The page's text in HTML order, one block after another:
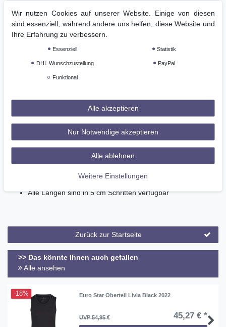
Weitere Details
GPSR
und ihre individuellen Materialeigenschaften aus. Sie sind mit 100
% rostfreien Beschlägen ausgestattet.
Atmungsaktiver Sattelgurt – transportiert Schweiß nach
außen und sorgt für sehr gute Belüftung zwischen Gurt und
Pferd
Einfaches Nachgurten vom Sitz aus
aus strapazierfähigem, schwarzen Mischgewebe -
Alle Längen sind in 5 cm Schritten verfügbar
Zurück zur Startseite
>> Das könnte Ihnen auch gefallen
Alle ansehen
-18% Euro Star Oberteil Livia Black 2022
UVP 54,95 € 45,27 € *
Wir nutzen Cookies auf unserer Website. Einige von diesen
sind essenziell, während andere uns helfen, diese Website und
Ihre Erfahrung zu verbessern.
Essenziell Statistik
DHL Wunschzustellung PayPal
Funktional
Alle akzeptieren
Nur Notwendige akzeptieren
Alle ablehnen
Weitere Einstellungen